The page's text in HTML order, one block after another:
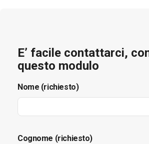
E’ facile contattarci,
questo modulo
Nome (richiesto)
Cognome (richiesto)